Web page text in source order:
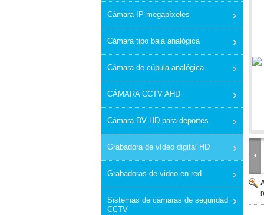
Cámara IP megapíxeles
Cámara tipo bala analógica
Cámara de cúpula analógica
CÁMARA CCTV AHD
Cámara DV HD para deportes
Grabadora de vídeo digital HD
Grabadoras de video en red
Sistemas de cámaras de seguridad
CCTV